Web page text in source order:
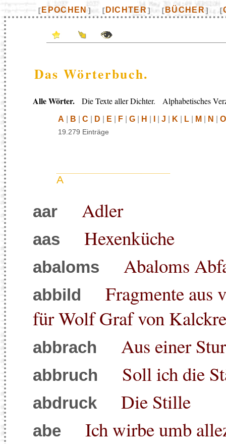
[ EPOCHEN ] [ DICHTER] [ BÜCHER] [
Das Wörterbuch.
Alle Wörter. Die Texte aller Dichter. Alphabetisches
A B C D E F G H J K L M N O
19.279 Einträge
A
aar Adler
aas Hexenküche
abaloms Abaloms
abbild
Fragmente aus
für Wolf Graf von
abbrach Aus einer
abbruch Soll ich die
abdruck Die Stille
abe Ich wirbe umb